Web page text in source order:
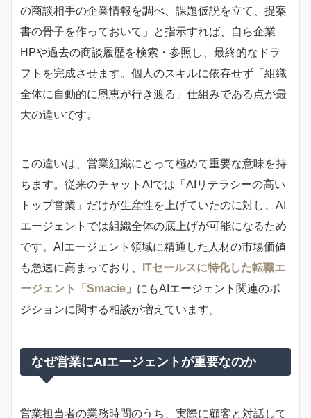
の商談相手の企業情報を調べ、課題仮説を立て、提案
書の骨子を作っておいて」と指示すれば、自ら企業
HPや過去の商談履歴を検索・参照し、最終的なドラ
フトを完成させます。個人のスキルに依存せず「組織
全体に自動的に恩恵が行き渡る」仕組みである点が最
大の違いです。
この違いは、営業組織にとって極めて重要な意味を持
ちます。従来のチャットAIでは「AIリテラシーの高い
トップ営業」だけが生産性を上げていたのに対し、AI
エージェントでは組織全体の底上げが可能になるため
です。AIエージェント領域に精通した人材の市場価値
も急速に高まっており、
ITセールスに特化した転職エ
ージェント「Smacie」 にもAIエージェント関連のポ
ジションに関する相談が増えています。
なぜ営業にAIエージェントが重要なのか
営業担当者の業務時間のうち、実際に顧客と対話して